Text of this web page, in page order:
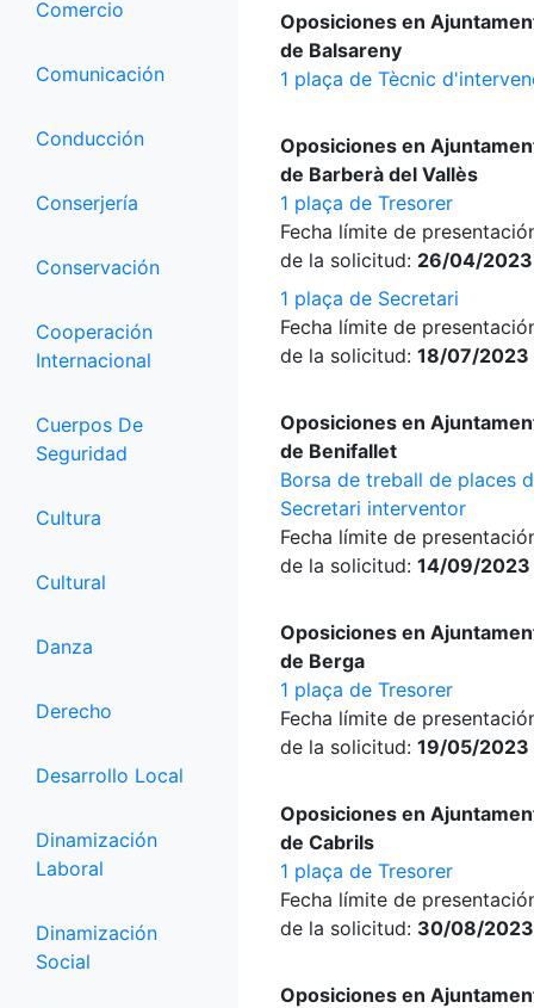
Comercio
Comunicación
Conducción
Conserjería
Conservación
Cooperación
Internacional
Cuerpos De
Seguridad
Cultura
Cultural
Danza
Derecho
Desarrollo Local
Dinamización
Laboral
Dinamización
Social
Oposiciones en
de Balsareny
1 plaça de Tècnic
Oposiciones en
de Barberà del Vallès
1 plaça de Tresorer
Fecha límite de
de la solicitud: 26/04/2023
1 plaça de Secretari
Fecha límite de
de la solicitud: 18/07/2023
Oposiciones en
de Benifallet
Borsa de treball de places
Secretari interventor
Fecha límite de
de la solicitud: 14/09/2023
Oposiciones en
de Berga
1 plaça de Tresorer
Fecha límite de
de la solicitud: 19/05/2023
Oposiciones en
de Cabrils
1 plaça de Tresorer
Fecha límite de
de la solicitud: 30/08/2023
Oposiciones en